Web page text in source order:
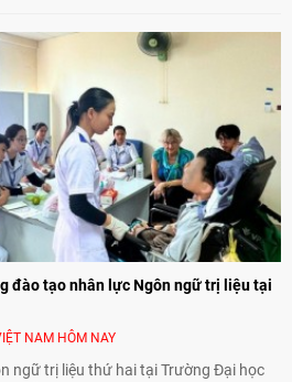
đào tạo nhân lực Ngôn ngữ trị liệu tại
NAM HÔM NAY
ngữ trị liệu thứ hai tại Trường Đại học